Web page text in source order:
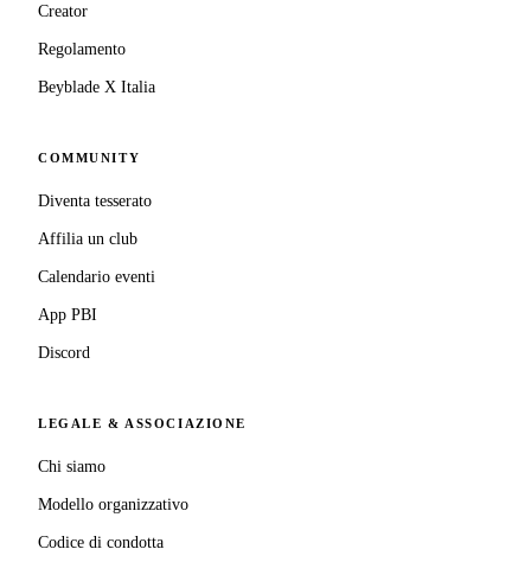
Creator
Regolamento
Beyblade X Italia
COMMUNITY
Diventa tesserato
Affilia un club
Calendario eventi
App PBI
Discord
LEGALE & ASSOCIAZIONE
Chi siamo
Modello organizzativo
Codice di condotta